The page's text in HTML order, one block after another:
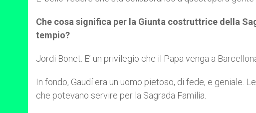
Che cosa significa per la Giunta costruttrice della
tempio?
Jordi Bonet: E’ un privilegio che il Papa venga a
In fondo, Gaudí era un uomo pietoso, di fede, e geniale.
che potevano servire per la Sagrada Familia.